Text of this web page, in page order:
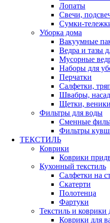
Лопаты
Свечи,
Сумки-
Уборка дома
Вакуумные
Ведра и тазы
Мусорные
Наборы для
Перчатки
Салфетки,
Швабры,
Щетки,
Фильтры для воды
Сменные
Фильтры
ТЕКСТИЛЬ
Коврики
Коврики
Кухонный текстиль
Салфетки на
Скатерти
Полотенца
Фартуки
Текстиль и коврики
Коврики для